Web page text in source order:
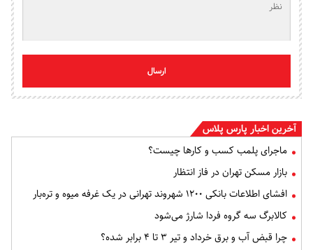
ارسال
آخرین اخبار پارس پلاس
ماجرای پلمب کسب و کارها چیست؟
بازار مسکن تهران در فاز انتظار
افشای اطلاعات بانکی ۱۲۰۰ شهروند تهرانی در یک غرفه میوه و تره‌بار
کالابرگ سه گروه فردا شارژ می‌شود
چرا قبض آب و برق خرداد و تیر ۳ تا ۴ برابر شده؟